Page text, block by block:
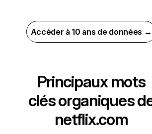
Accéder à 10 ans de données →
Principaux mots
clés organiques
netflix.com